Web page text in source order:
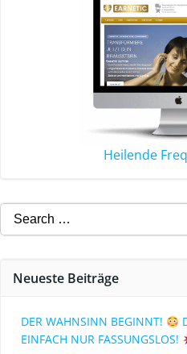
Heilende
Neueste Beiträge
DER WAHNSINN BEGINNT!
EINFACH NUR FASSUNGSLOS!